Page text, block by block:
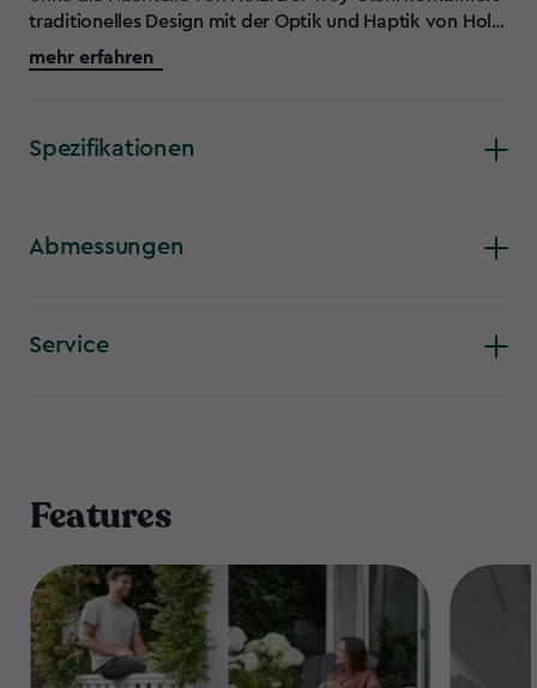
traditionelles Design mit der Optik und Haptik von Holz,
besteht jedoch aus langlebigen, pflegeleichten
Materialien. Dieser robuste und wartungsfreie
mehr erfahren
Spezifikationen
Abmessungen
Service
Features